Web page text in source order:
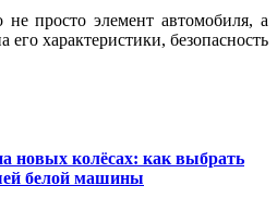
просто элемент автомобиля, а
характеристики, безопасность
новых колёсах: как выбрать
белой машины